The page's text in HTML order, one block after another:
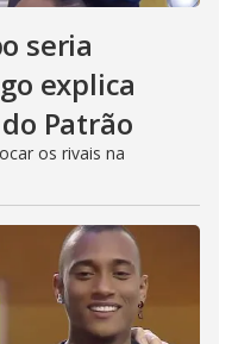
seria
explica
Patrão
os rivais na